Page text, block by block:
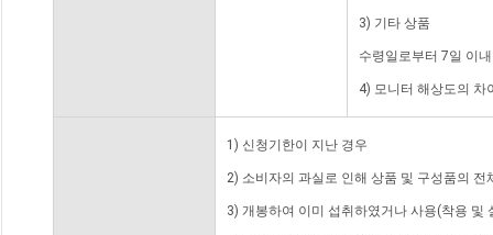
3) 기타 상품
수령일로부터 7일 이
4) 모니터 해상도의 차
1) 신청기한이 지난 경우
2) 소비자의 과실로 인해 상품 및 구성품의
3) 개봉하여 이미 섭취하였거나 사용(착용 및